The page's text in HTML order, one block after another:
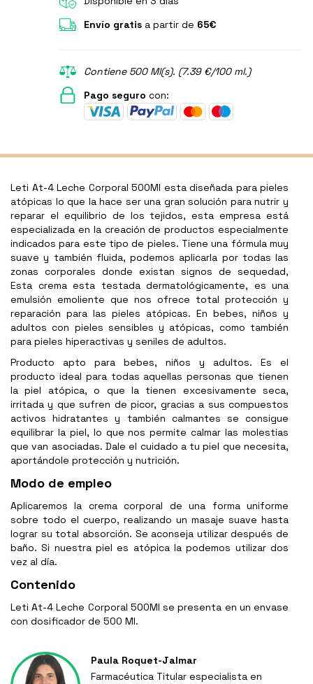
Envío gratis a partir de 65€
Contiene 500 Ml(s). (7.39 €/100 ml.)
Pago seguro con:
Leti At-4 Leche Corporal 500Ml esta diseñada para pieles
atópicas lo que la hace ser una gran solución para nutrir y
reparar el equilibrio de los tejidos, esta empresa está
especializada en la creación de productos especialmente
indicados para este tipo de pieles. Tiene una fórmula muy
suave y también fluida, podemos aplicarla por todas las
zonas corporales donde existan signos de sequedad,
Esta crema esta testada dermatológicamente, es una
emulsión emoliente que nos ofrece total protección y
reparación para las pieles atópicas. En bebes, niños y
adultos con pieles sensibles y atópicas, como también
para pieles hiperactivas y seniles de adultos.
Producto apto para bebes, niños y adultos. Es el
producto ideal para todas aquellas personas que tienen
la piel atópica, o que la tienen excesivamente seca,
irritada y que sufren de picor, gracias a sus compuestos
activos hidratantes y también calmantes se consigue
equilibrar la piel, lo que nos permite calmar las molestias
que van asociadas. Dale el cuidado a tu piel que necesita,
aportándole protección y nutrición.
Modo de empleo
Aplicaremos la crema corporal de una forma uniforme
sobre todo el cuerpo, realizando un masaje suave hasta
lograr su total absorción. Se aconseja utilizar después de
baño. Si nuestra piel es atópica la podemos utilizar dos
vez al día.
Contenido
Leti At-4 Leche Corporal 500Ml se presenta en un envase
con dosificador de 500 Ml.
Paula Roquet-Jalmar
Farmacéutica Titular especialista en